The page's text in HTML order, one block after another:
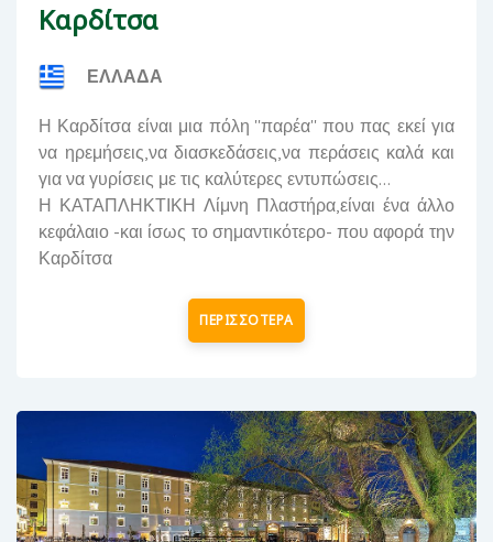
Καρδίτσα
ΕΛΛΑΔΑ
Η Καρδίτσα είναι μια πόλη ''παρέα'' που πας εκεί για
να ηρεμήσεις,να διασκεδάσεις,να περάσεις καλά και
για να γυρίσεις με τις καλύτερες εντυπώσεις...
Η ΚΑΤΑΠΛΗΚΤΙΚΗ Λίμνη Πλαστήρα,είναι ένα άλλο
κεφάλαιο -και ίσως το σημαντικότερο- που αφορά την
Καρδίτσα
ΠΕΡΙΣΣΟΤΕΡΑ